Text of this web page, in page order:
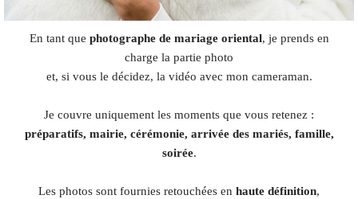
En tant que photographe de mariage oriental, je prends en
charge la partie photo
et, si vous le décidez, la vidéo avec mon cameraman.
Je couvre uniquement les moments que vous retenez :
préparatifs, mairie, cérémonie, arrivée des mariés, famille,
soirée.
Les photos sont fournies retouchées en haute définition,